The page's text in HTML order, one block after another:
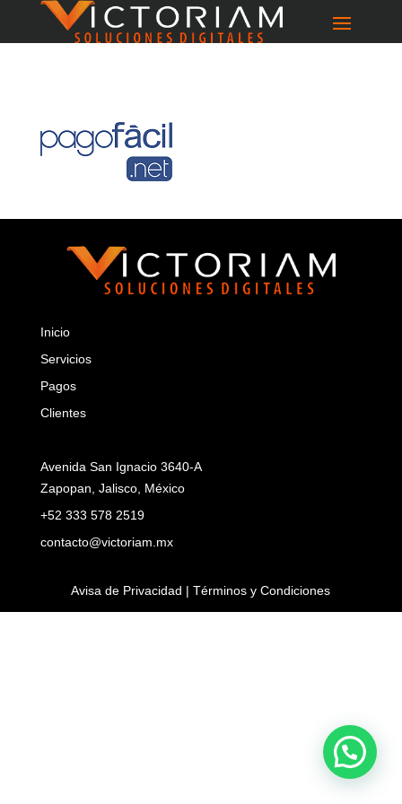
Inicio
Servicios
Pagos
Clientes
Avenida San Ignacio 3640-A
Zapopan, Jalisco, México
+52 333 578 2519
contacto@victoriam.mx
Avisa de Privacidad | Términos y Condiciones